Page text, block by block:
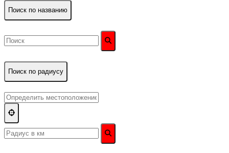
Поиск по названию
Поиск по радиусу